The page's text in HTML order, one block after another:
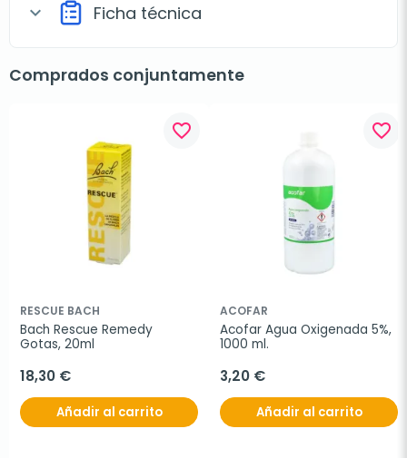
expand_more Ficha técnica
Comprados conjuntamente
favorite_border
RESCUE BACH
Bach Rescue Remedy
Gotas, 20ml
18,30 €
Añadir al carrito
favorite_border
ACOFAR
Acofar Agua Oxigenada 5%,
1000 ml.
3,20 €
Añadir al carrito